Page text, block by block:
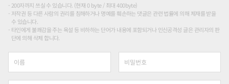
200자까지 쓰실 수 있습니다. (현재 0 byte / 최대 400byte)
저작권 등 다른 사람의 권리를 침해하거나 명예를 훼손하는 댓글은 관련 법률에 의해 제재를 받을
수 있습니다.
타인에게 불쾌감을 주는 욕설 등 비하하는 단어가 내용에 포함되거나 인신공격성 글은 관리자의 판
단에 의해 삭제 합니다.